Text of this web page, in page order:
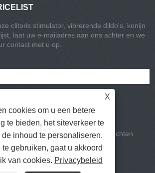
clitoris stimulator, vibrerende dildo's, konijn
laat uw e-mailadres aan ons achter en we
contact met u op.
2022 Chisa Group Limited Alle rechten
voorbehouden
|Sitemap |RSS|XML
Privacy Policy
X
cookies om u een betere
te bieden, het siteverkeer te
inhoud te personaliseren.
te gebruiken, gaat u akkoord
van cookies. Privacybeleid